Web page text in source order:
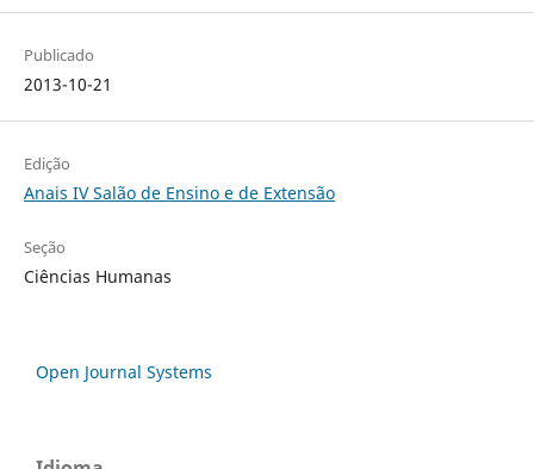
Publicado
2013-10-21
Edição
Anais IV Salão de Ensino e de Extensão
Seção
Ciências Humanas
Open Journal Systems